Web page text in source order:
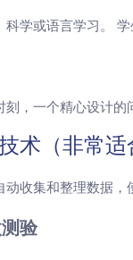
科学或语言学习。
刻，一个精心设计的
术（非常适
收集和整理数据，
验